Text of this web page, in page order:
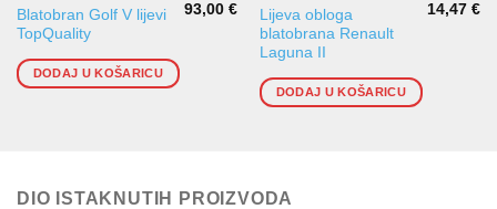
Blatobran Golf V lijevi
TopQuality
93,00€
DODAJ U KOŠARICU
Lijeva obloga
blatobrana Renault
Laguna II
14,47€
DODAJ U KOŠARICU
DIO ISTAKNUTIH PROIZVODA